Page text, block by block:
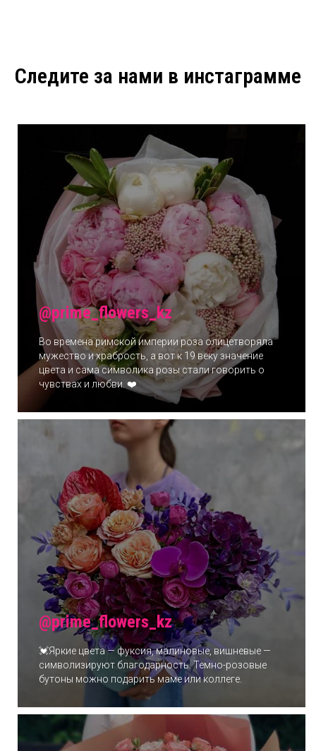
Следите за нами в инстаграмме
@prime_flowers_kz
Во времена римской империи роза олицетворяла
мужество и храбрость, а вот к 19 веку значение
цвета и сама символика розы стали говорить о
чувствах и любви. ❤️
@prime_flowers_kz
💓Яркие цвета — фуксия, малиновые, вишневые —
символизируют благодарность. Темно-розовые
бутоны можно подарить маме или коллеге.